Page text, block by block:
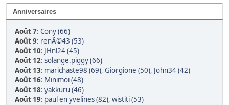
Anniversaires
Août 7: Cony (66)
Août 9: renÃ©43 (53)
Août 10: JHnl24 (45)
Août 12: solange.piggy (66)
Août 13: marichaste98 (69), Giorgione (50), John34 (42)
Août 16: Minimoi (48)
Août 18: yakkuru (46)
Août 19: paul en yvelines (82), wistiti (53)